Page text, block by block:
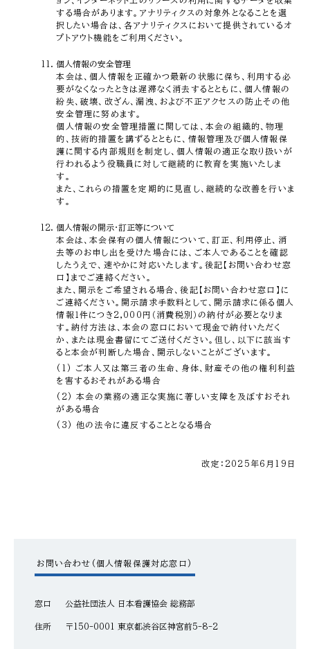
する場合があります。アナリティクスの対象外となることを選
択したい場合は、各アナリティクスにおいて提供されているオ
プトアウト機能をご利用ください。
個人情報の安全管理
本会は、個人情報を正確かつ最新の状態に保ち、利用する必
要がなくなったときは遅滞なく消去するとともに、個人情報の
紛失、破壊、改ざん、漏洩、および不正アクセスの防止その他
安全管理に努めます。
個人情報の安全管理措置に関しては、本会の組織的、物理
的、技術的措置を講ずるとともに、情報管理及び個人情報保
護に関する内部規則を制定し、個人情報の適正な取り扱いが
行われるよう役職員に対して継続的に教育を実施いたしま
す。
また、これらの措置を定期的に見直し、継続的な改善を行いま
す。
個人情報の開示・訂正等について
本会は、本会保有の個人情報について、訂正、利用停止、消
去等のお申し出を受けた場合には、ご本人であることを確認
したうえで、速やかに対応いたします。後記【お問い合わせ窓
口】までご連絡ください。
また、開示をご希望される場合、後記【お問い合わせ窓口】に
ご連絡ください。開示請求手数料として、開示請求に係る個人
情報１件につき2,000円（消費税別）の納付が必要となりま
す。納付方法は、本会の窓口において現金で納付いただく
か、または現金書留にてご送付ください。但し、以下に該当す
ると本会が判断した場合、開示しないことがございます。
(1) ご本人又は第三者の生命、身体、財産その他の権利利益
を害するおそれがある場合
(2) 本会の業務の適正な実施に著しい支障を及ぼすおそれ
がある場合
(3) 他の法令に違反することとなる場合
改定：2025年6月19日
お問い合わせ(個人情報保護対応窓口)
窓口 公益社団法人 日本看護協会 総務部
住所 〒150-0001 東京都渋谷区神宮前5-8-2